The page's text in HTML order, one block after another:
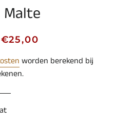
Aanbiedingsprijs
€25,00
worden berekend bij